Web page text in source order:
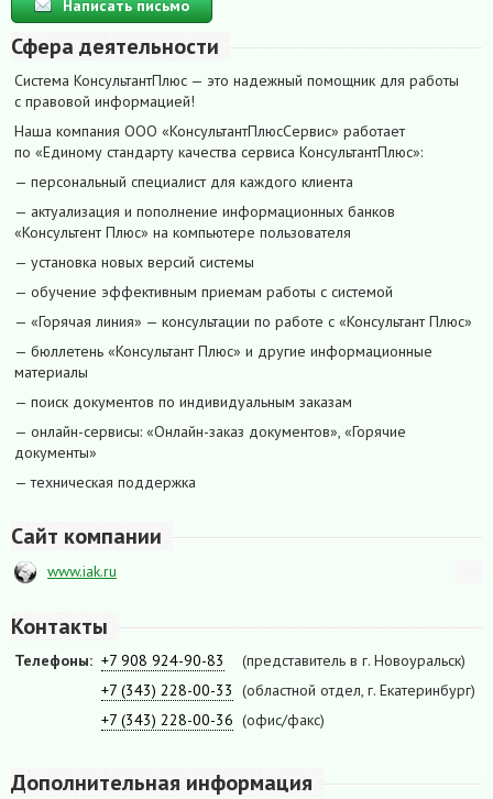
Написать письмо
Сфера деятельности
Система КонсультантПлюс — это надежный помощник для работы
с правовой информацией!
Наша компания ООО «КонсультантПлюсСервис» работает
по «Единому стандарту качества сервиса КонсультантПлюс»:
— персональный специалист для каждого клиента
— актуализация и пополнение информационных банков
«Консультент Плюс» на компьютере пользователя
— установка новых версий системы
— обучение эффективным приемам работы с системой
— «Горячая линия» — консультации по работе с «Консультант Плюс»
— бюллетень «Консультант Плюс» и другие информационные
материалы
— поиск документов по индивидуальным заказам
— онлайн-сервисы: «Онлайн-заказ документов», «Горячие
документы»
— техническая поддержка
Сайт компании
www.iak.ru
Контакты
Телефоны: +7 908 924-90-83
(представитель в г. Новоуральск)
+7 (343) 228-00-33 (областной отдел, г. Екатеринбург)
+7 (343) 228-00-36 (офис/факс)
Дополнительная информация